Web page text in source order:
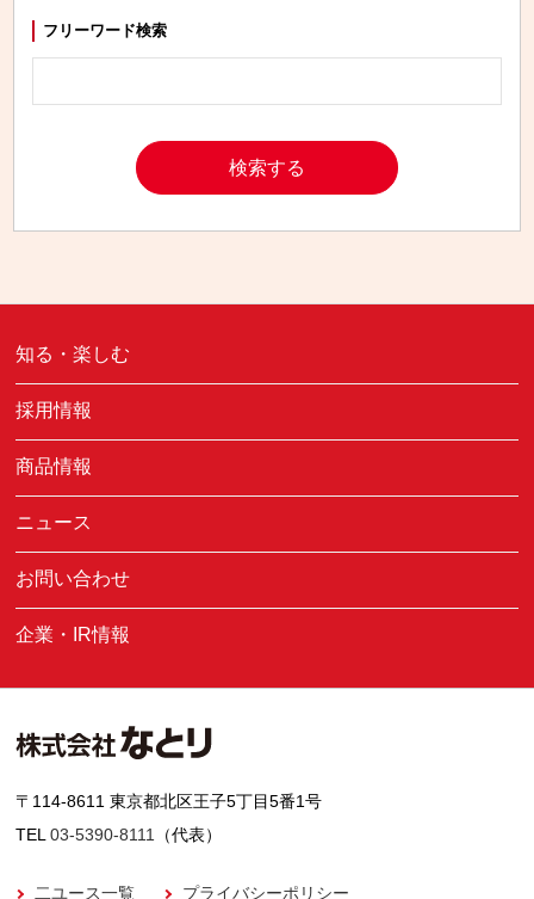
フリーワード検索
知る・楽しむ
採用情報
商品情報
ニュース
お問い合わせ
企業・IR情報
〒114-8611 東京都北区王子5丁目5番1号
TEL03-5390-8111 （代表）
二ユース一覧 プライバシーポリシー